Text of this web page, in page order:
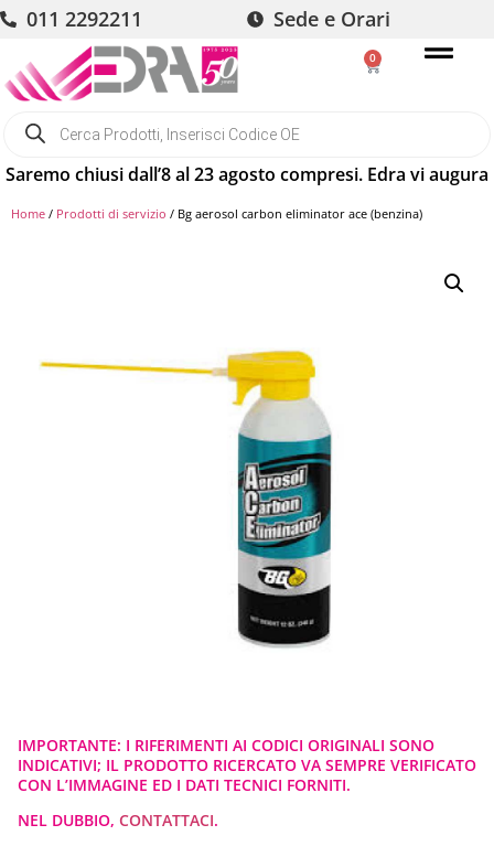
011 2292211 Sede e Orari
0
chiusi dall’8 al 23 agosto compresi. Edra vi augura
Home / Prodotti di servizio / Bg aerosol carbon eliminator ace (benzina)
IMPORTANTE: I RIFERIMENTI AI CODICI ORIGINALI SONO
INDICATIVI; IL PRODOTTO RICERCATO VA SEMPRE VERIFICATO
CON L’IMMAGINE ED I DATI TECNICI FORNITI.
NEL DUBBIO, CONTATTACI.